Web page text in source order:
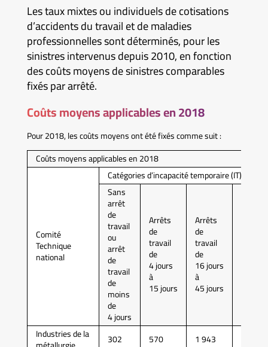
Les taux mixtes ou individuels de cotisations
d’accidents du travail et de maladies
professionnelles sont déterminés, pour les
sinistres intervenus depuis 2010, en fonction
des coûts moyens de sinistres comparables
fixés par arrêté.
Coûts moyens applicables en 2018
Pour 2018, les coûts moyens ont été fixés comme suit :
Coûts moyens applicables en 2018
Comité
Technique
national
Catégories d’incapacité temporaire (IT)
Sans
arrêt
de
travail
ou
arrêt
de
travail
de
moins
de
4 jours
Arrêts
de
travail
de
4 jours
à
15 jours
Arrêts
de
travail
de
16 jours
à
45 jours
Industries de la 302 570 1 943